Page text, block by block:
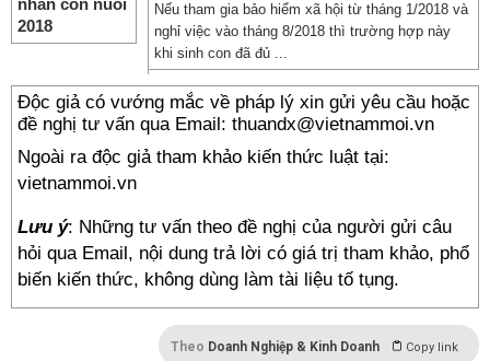
Nếu tham gia bảo hiểm xã hội từ tháng 1/2018 và
nghỉ việc vào tháng 8/2018 thì trường hợp này
khi sinh con đã đủ ...
Độc giả có vướng mắc về pháp lý xin gửi yêu cầu hoặc
đề nghị tư vấn qua Email: thuandx@vietnammoi.vn
Ngoài ra độc giả tham khảo kiến thức luật tại:
vietnammoi.vn
Lưu ý: Những tư vấn theo đề nghị của người gửi câu
hỏi qua Email, nội dung trả lời có giá trị tham khảo, phổ
biến kiến thức, không dùng làm tài liệu tố tụng.
Theo Doanh Nghiệp & Kinh Doanh Copy link